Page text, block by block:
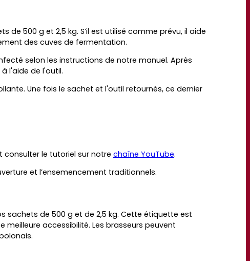
500 g et 2,5 kg. S’il est utilisé comme prévu, il aide
des cuves de fermentation.
selon les instructions de notre manuel. Après
l'aide de l'outil.
Une fois le sachet et l'outil retournés, ce dernier
consulter le tutoriel sur notre chaîne YouTube.
et l’ensemencement traditionnels.
sachets de 500 g et de 2,5 kg. Cette étiquette est
accessibilité. Les brasseurs peuvent